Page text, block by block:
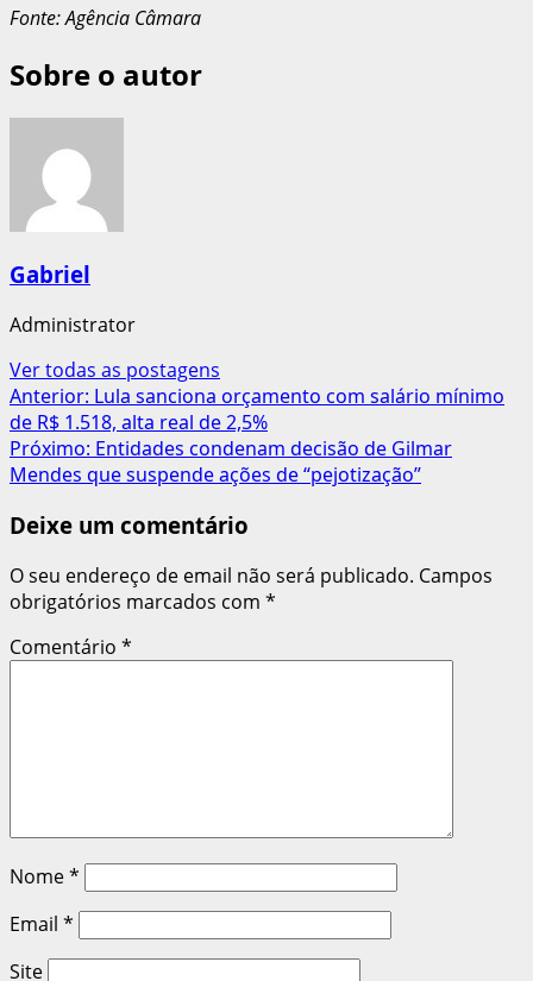
Fonte: Agência Câmara
Sobre o autor
Gabriel
Administrator
Ver todas as postagens
Navegação
de
artigos
Anterior: Lula sanciona orçamento com salário mínimo
de R$ 1.518, alta real de 2,5%
Próximo: Entidades condenam decisão de Gilmar
Mendes que suspende ações de “pejotização”
Deixe um comentário
O seu endereço de email não será publicado. Campos
obrigatórios marcados com *
Comentário *
Nome*
Email *
Site